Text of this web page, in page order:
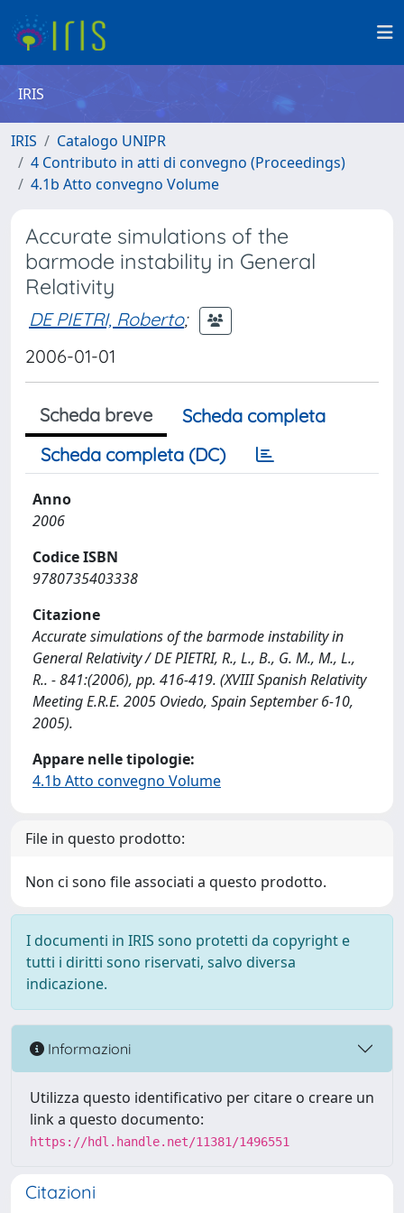
IRIS
IRIS
Catalogo UNIPR
4 Contributo in atti di convegno (Proceedings)
4.1b Atto convegno Volume
Accurate simulations of the
barmode instability in General
Relativity
DE PIETRI, Roberto;
2006-01-01
Scheda breve
Scheda completa
Scheda completa (DC)
Anno
2006
Codice ISBN
9780735403338
Citazione
Accurate simulations of the barmode instability in
General Relativity / DE PIETRI, R., L., B., G. M., M., L.,
R.. - 841:(2006), pp. 416-419. (XVIII Spanish Relativity
Meeting E.R.E. 2005 Oviedo, Spain September 6-10,
2005).
Appare nelle tipologie:
4.1b Atto convegno Volume
File in questo prodotto:
Non ci sono file associati a questo prodotto.
I documenti in IRIS sono protetti da copyright e
tutti i diritti sono riservati, salvo diversa
indicazione.
Informazioni
Utilizza questo identificativo per citare o creare un
link a questo documento:
https://hdl.handle.net/11381/1496551
Citazioni